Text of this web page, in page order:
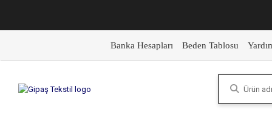
Banka Hesapları Beden Tablosu